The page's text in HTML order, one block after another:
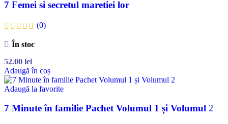
7 Femei si secretul maretiei lor
(0)
În stoc
52.00 lei
Adaugă în coș
Adaugă la favorite
7 Minute în familie Pachet Volumul 1 și Volumul 2